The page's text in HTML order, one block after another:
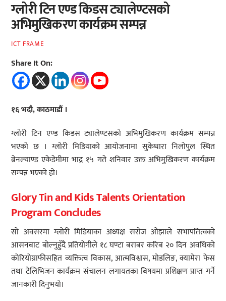
ग्लोरी टिन एण्ड किडस ट्यालेण्टसको
अभिमुखिकरण कार्यक्रम सम्पन्न
ICT FRAME
Share It On:
१६ भदौ, काठमाडौं ।
ग्लोरी टिन एण्ड किडस ट्यालेण्टसको अभिमुखिकरण कार्यक्रम सम्पन्न
भएको छ । ग्लोरी मिडियाको आयोजनामा सुकेधारा निलोपुल स्थित
ब्रेनल्याण्ड एकेडेमीमा भाद्र १५ गते शनिवार उक्त अभिमुखिकरण कार्यक्रम
सम्पन्न भएको हो।
Glory Tin and Kids Talents Orientation
Program Concludes
सो अवसरमा ग्लोरी मिडियाका अध्यक्ष सरोज ओझाले सभापतित्वको
आसनबाट बोल्नुहुँदै प्रतियोगीले १८ घण्टा बराबर करिब २० दिन अवधिको
कोरियोग्राफीसहित व्यक्तित्व विकास, आत्मविश्वास, मोडलिङ, क्यामेरा फेस
तथा टेलिभिजन कार्यक्रम संचालन लगायतका बिषयमा प्रशिक्षण प्राप्त गर्ने
जानकारी दिनुभयो।